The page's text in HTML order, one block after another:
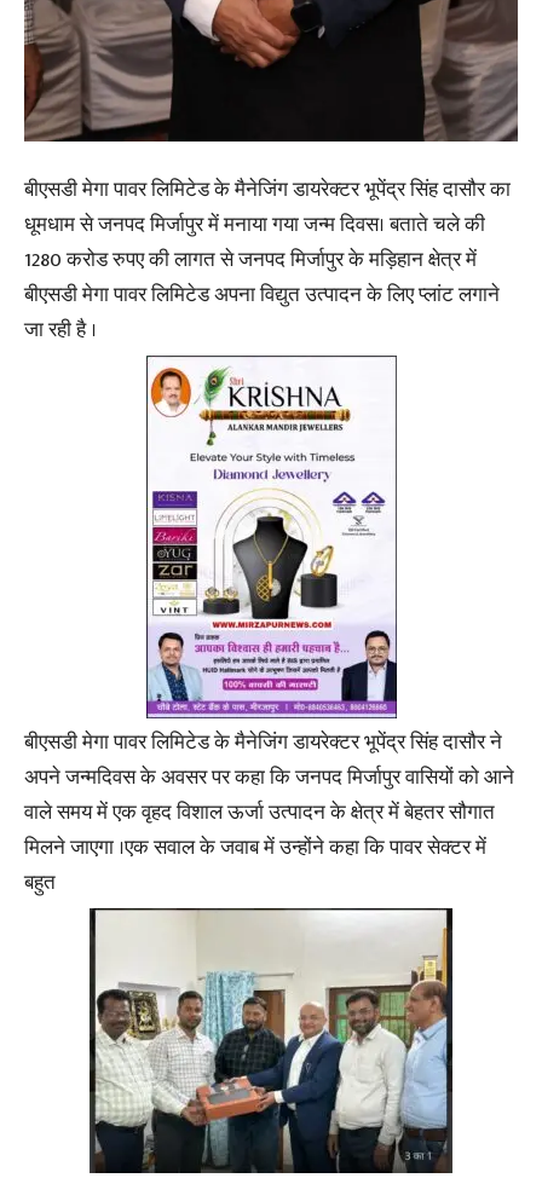
बीएसडी मेगा पावर लिमिटेड के मैनेजिंग डायरेक्टर भूपेंद्र सिंह दासौर का
धूमधाम से जनपद मिर्जापुर में मनाया गया जन्म दिवस। बताते चले की
1280 करोड रुपए की लागत से जनपद मिर्जापुर के मड़िहान क्षेत्र में
बीएसडी मेगा पावर लिमिटेड अपना विद्युत उत्पादन के लिए प्लांट लगाने
जा रही है ।
बीएसडी मेगा पावर लिमिटेड के मैनेजिंग डायरेक्टर भूपेंद्र सिंह दासौर ने
अपने जन्मदिवस के अवसर पर कहा कि जनपद मिर्जापुर वासियों को आने
वाले समय में एक वृहद विशाल ऊर्जा उत्पादन के क्षेत्र में बेहतर सौगात
मिलने जाएगा ।एक सवाल के जवाब में उन्होंने कहा कि पावर सेक्टर में
बहुत